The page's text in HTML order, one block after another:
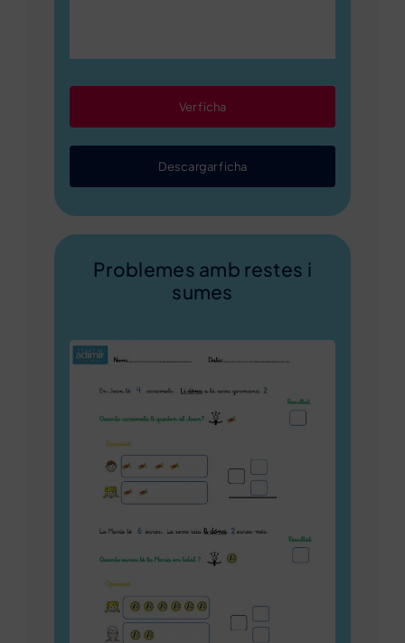
Ver ficha
Descargar ficha
Problemes amb restes i
sumes